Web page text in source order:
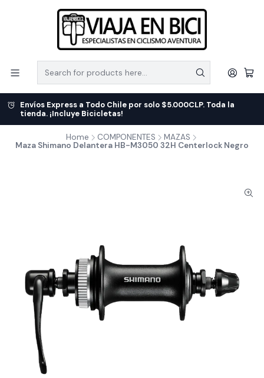
Envíos Express a Todo Chile por solo $5.000CLP. Toda la
tienda. ¡Incluye Bicicletas!
Home COMPONENTES
MAZAS
Maza Shimano Delantera HB-M3050 32H Centerlock Negro